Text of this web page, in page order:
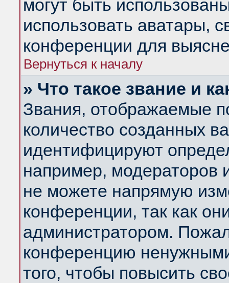
могут быть
использовать аватары,
конференции для
Вернуться к началу
» Что такое звание и
Звания, отображаемые
количество созданных
идентифицируют
например, модераторов
не можете напрямую
конференции, так как
администратором.
конференцию
того, чтобы повысить